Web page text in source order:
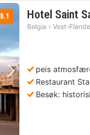
Neste bilde
8.1 Hotel Saint
Belgia › Vest-
peis
Restaurant
Besøk: